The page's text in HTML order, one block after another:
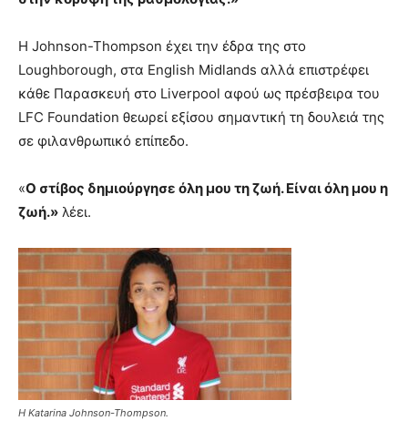
Η Johnson-Thompson έχει την έδρα της στο
Loughborough, στα English Midlands αλλά επιστρέφει
κάθε Παρασκευή στο Liverpool αφού ως πρέσβειρα του
LFC Foundation θεωρεί εξίσου σημαντική τη δουλειά της
σε φιλανθρωπικό επίπεδο.
«Ο στίβος δημιούργησε όλη μου τη ζωή. Είναι όλη μου η
ζωή.» λέει.
H Katarina Johnson-Thompson.